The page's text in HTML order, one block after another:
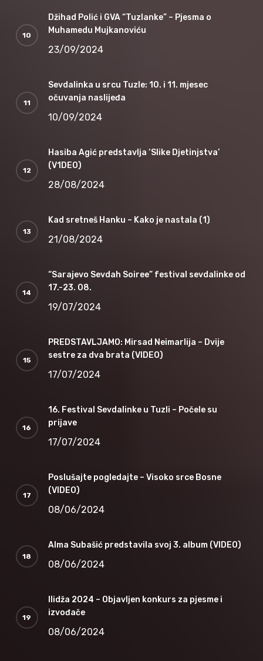
Džihad Polić i GVA “Tuzlanke” – Pjesma o
Muhamedu Mujkanoviću
23/09/2024
Sevdalinka u srcu Tuzle: 10. i 11. mjesec
očuvanja naslijeđa
10/09/2024
Hasiba Agić predstavlja ‘Slike Djetinjstva’
(V1DEO)
28/08/2024
Kad sretneš Hanku – Kako je nastala (1)
21/08/2024
“Sarajevo Sevdah Soiree” festival sevdalinke od
17.-23. 08.
19/07/2024
PREDSTAVLJAMO: Mirsad Neimarlija – Dvije
sestre za dva brata (VIDEO)
17/07/2024
16. Festival Sevdalinke u Tuzli – Počele su
prijave
17/07/2024
Poslušajte pogledajte – Visoko srce Bosne
(VIDEO)
08/06/2024
Alma Subašić predstavila svoj 3. album (VIDEO)
08/06/2024
Ilidža 2024 – Objavljen konkurs za pjesme i
izvođače
08/06/2024